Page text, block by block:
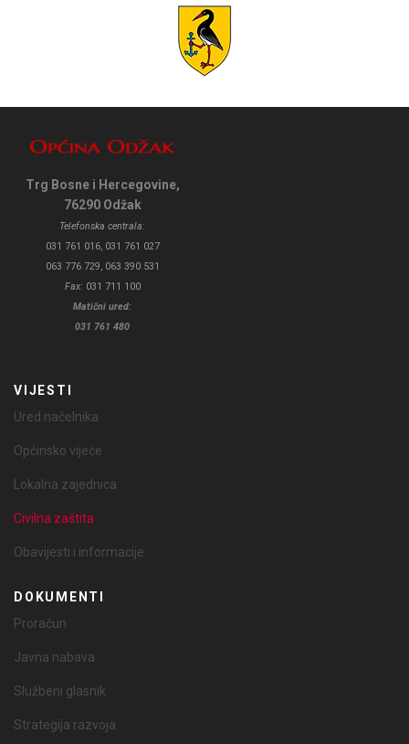
Trg Bosne i Hercegovine,
76290 Odžak
Telefonska centrala:
031 761 016, 031 761 027
063 776 729, 063 390 531
Fax: 031 711 100
Matični ured:
031 761 480
VIJESTI
Ured načelnika
Općinsko vijeće
Lokalna zajednica
Civilna zaštita
Obavijesti i informacije
DOKUMENTI
Proračun
Javna nabava
Službeni glasnik
Strategija razvoja